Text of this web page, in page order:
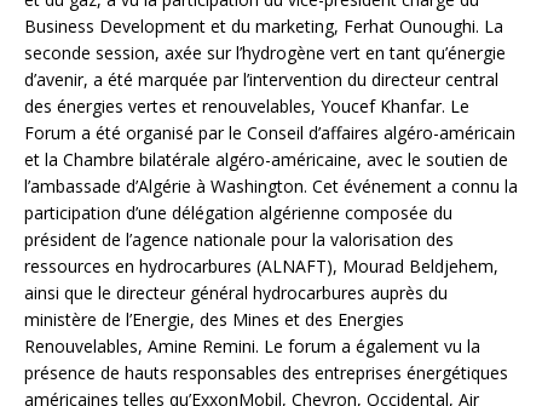
Business Development et du marketing, Ferhat Ounoughi. La
seconde session, axée sur l’hydrogène vert en tant qu’énergie
d’avenir, a été marquée par l’intervention du directeur central
des énergies vertes et renouvelables, Youcef Khanfar. Le
Forum a été organisé par le Conseil d’affaires algéro-américain
et la Chambre bilatérale algéro-américaine, avec le soutien de
l’ambassade d’Algérie à Washington. Cet événement a connu la
participation d’une délégation algérienne composée du
président de l’agence nationale pour la valorisation des
ressources en hydrocarbures (ALNAFT), Mourad Beldjehem,
ainsi que le directeur général hydrocarbures auprès du
ministère de l’Energie, des Mines et des Energies
Renouvelables, Amine Remini. Le forum a également vu la
présence de hauts responsables des entreprises énergétiques
américaines telles qu’ExxonMobil, Chevron, Occidental, Air